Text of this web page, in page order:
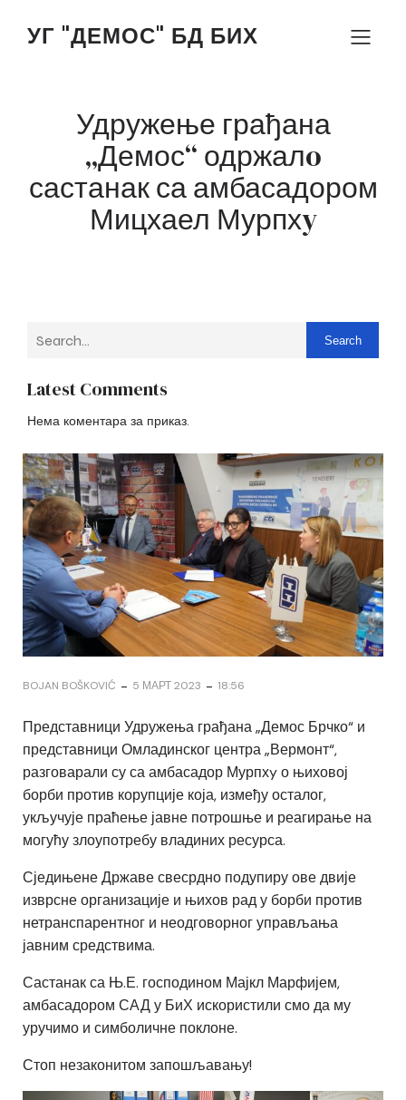
УГ "ДЕМОС" БД БИХ
Удружење грађана
„Демос“ одржалo
састанак са амбасадором
Мицхаел Мурпхy
Search
Latest Comments
Нема коментара за приказ.
BOJAN BOŠKOVIĆ - 5 МАРТ 2023 - 18:56
Представници Удружења грађана „Демос Брчко“ и
представници Омладинског центра „Вермонт“,
разговарали су са амбасадор Мурпхy о њиховој
борби против корупције која, између осталог,
укључује праћење јавне потрошње и реагирање на
могућу злоупотребу владиних ресурса.
Сједињене Државе свесрдно подупиру ове двије
изврсне организације и њихов рад у борби против
нетранспарентног и неодговорног управљања
јавним средствима.
Састанак са Њ.Е. господином Мајкл Марфијем,
амбасадором САД у БиХ искористили смо да му
уручимо и симболичне поклоне.
Стоп незаконитом запошљавању!